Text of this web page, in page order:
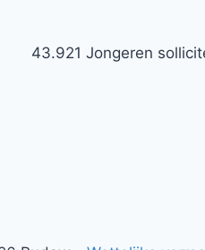
43.921 Jongeren